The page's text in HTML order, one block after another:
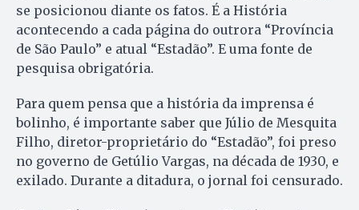
se posicionou diante os fatos. É a História
acontecendo a cada página do outrora “Província
de São Paulo” e atual “Estadão”. E uma fonte de
pesquisa obrigatória.
Para quem pensa que a história da imprensa é
bolinho, é importante saber que Júlio de Mesquita
Filho, diretor-proprietário do “Estadão”, foi preso
no governo de Getúlio Vargas, na década de 1930, e
exilado. Durante a ditadura, o jornal foi censurado.